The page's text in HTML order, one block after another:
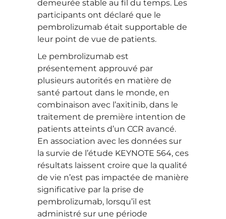
demeurée stable au fil du temps. Les
participants ont déclaré que le
pembrolizumab était supportable de
leur point de vue de patients.
Le pembrolizumab est
présentement approuvé par
plusieurs autorités en matière de
santé partout dans le monde, en
combinaison avec l’axitinib, dans le
traitement de première intention de
patients atteints d’un CCR avancé.
En association avec les données sur
la survie de l’étude KEYNOTE 564, ces
résultats laissent croire que la qualité
de vie n’est pas impactée de manière
significative par la prise de
pembrolizumab, lorsqu’il est
administré sur une période